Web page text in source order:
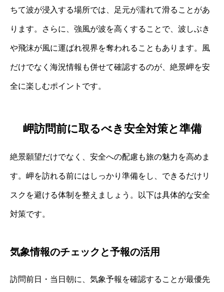
ちて波が浸入する場所では、足元が濡れて滑ることがあ
ります。さらに、強風が波を高くすることで、波しぶき
や飛沫が風に運ばれ視界を奪われることもあります。風
だけでなく海況情報も併せて確認するのが、絶景岬を安
全に楽しむポイントです。
岬訪問前に取るべき安全対策と準備
絶景願望だけでなく、安全への配慮も旅の魅力を高めま
す。岬を訪れる前にはしっかり準備をし、できるだけリ
スクを避ける体制を整えましょう。以下は具体的な安全
対策です。
気象情報のチェックと予報の活用
訪問前日・当日朝に、気象予報を確認することが最優先